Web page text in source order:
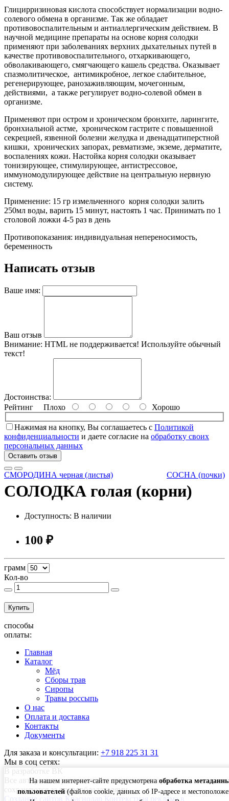
На нашем интернет-сайте предусмотрена обработка
пользователей (файлов cookie, данных об IP-адресе и
Глицирризиновая кислота способствует нормализации водно-
солевого обмена в организме. Так же обладает
противовоспалительным и антиаллергическим действием. В
научной медицине препараты на основе корня солодки
применяют при заболеваниях верхних дыхательных путей в
качестве противовоспалительного, отхаркивающего,
обволакивающего, смягчающего кашель средства. Оказывает
спазмолитическое, антимикробное, легкое слабительное,
регенерирующее, ранозаживляющим, мочегонным,
действиями, а также регулирует водно-солевой обмен в
организме.
Применяют при остром и хроническом бронхите, ларингите,
бронхиальной астме, хроническом гастрите с повышенной
секрецией, язвенной болезни желудка и двенадцатиперстной
кишки, хронических запорах, ревматизме, экземе, дерматите,
воспалениях кожи. Настойка корня солодки оказывает
тонизирующее, стимулирующее, антистрессовое,
иммуномодулирующее действие на центральную нервную
систему.
Применение: 15 гр измельченного корня солодки залить
250мл воды, варить 15 минут, настоять 1 час. Принимать по 1
столовой ложки 4-5 раз в день
Противопоказания: индивидуальная непереносимость,
беременность
Написать отзыв
Ваше имя:
Ваш отзыв
Внимание: HTML не поддерживается! Используйте обычный
текст!
Достоинства:
Рейтинг Плохо Хорошо
Нажимая на кнопку, Вы соглашаетесь с Политикой
конфиденциальности и даете согласие на обработку своих
персональных данных
Оставить отзыв
СМОРОДИНА черная (листья) СОСНА (почки)
СОЛОДКА голая (корни)
Доступность: В наличии
100 ₽
грамм
Кол-во
Купить
cпособы
оплаты:
Главная
Каталог
Мёд
Сборы трав
Сиропы
Травы россыпь
О нас
Оплата и доставка
Контакты
Документы
Для заказа и консультации: +7 918 225 31 31
Мы в соц сетях:
В разработке ВК
Все авторские права, включая смежные авторские,
сохраняются за правообладателями
Создание сайтов Краснодар Контекстная реклама в